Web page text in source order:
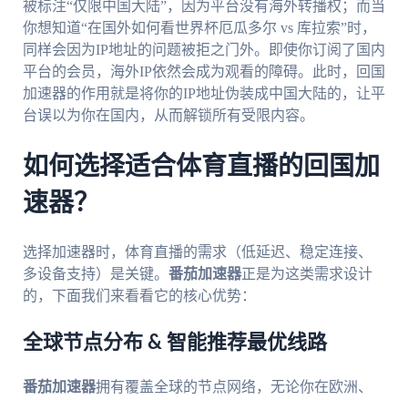
被标注“仅限中国大陆”，因为平台没有海外转播权；而当
你想知道“在国外如何看世界杯厄瓜多尔 vs 库拉索”时，
同样会因为IP地址的问题被拒之门外。即使你订阅了国内
平台的会员，海外IP依然会成为观看的障碍。此时，回国
加速器的作用就是将你的IP地址伪装成中国大陆的，让平
台误以为你在国内，从而解锁所有受限内容。
如何选择适合体育直播的回国加
速器？
选择加速器时，体育直播的需求（低延迟、稳定连接、
多设备支持）是关键。 番茄加速器正是为这类需求设计
的，下面我们来看看它的核心优势：
全球节点分布 & 智能推荐最优线路
番茄加速器拥有覆盖全球的节点网络，无论你在欧洲、